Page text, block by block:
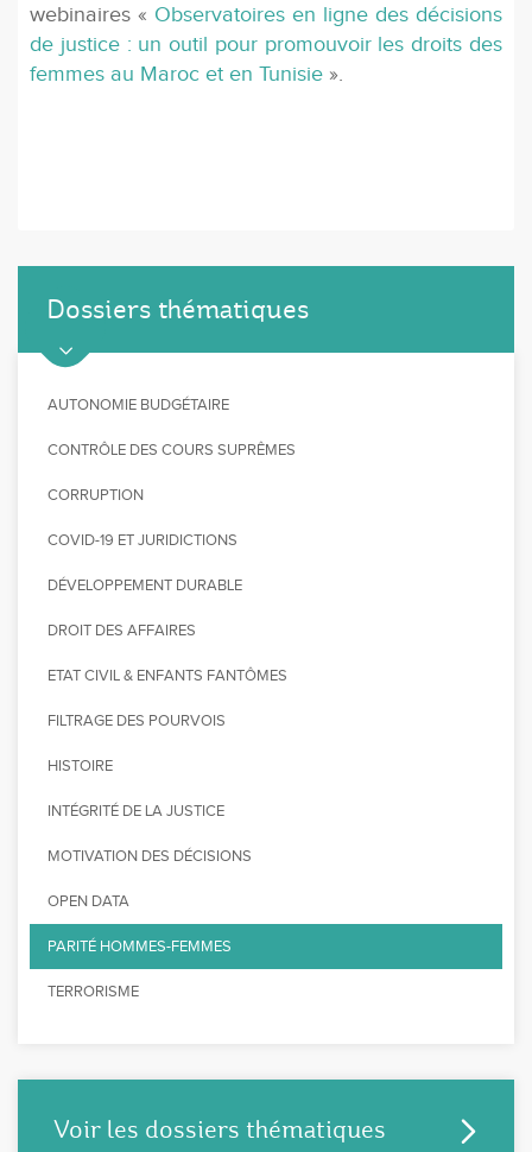
webinaires « Observatoires en ligne des décisions
de justice : un outil pour promouvoir les droits des
femmes au Maroc et en Tunisie ».
Dossiers thématiques
AUTONOMIE BUDGÉTAIRE
CONTRÔLE DES COURS SUPRÊMES
CORRUPTION
COVID-19 ET JURIDICTIONS
DÉVELOPPEMENT DURABLE
DROIT DES AFFAIRES
ETAT CIVIL & ENFANTS FANTÔMES
FILTRAGE DES POURVOIS
HISTOIRE
INTÉGRITÉ DE LA JUSTICE
MOTIVATION DES DÉCISIONS
OPEN DATA
PARITÉ HOMMES-FEMMES
TERRORISME
Voir les dossiers thématiques